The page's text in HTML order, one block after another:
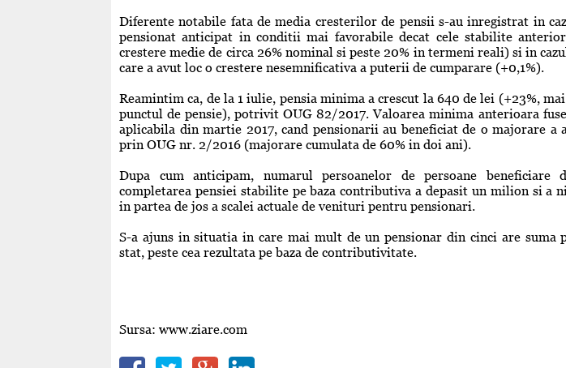
Diferente notabile fata de media cresterilor de pensii s-au inregistrat in
pensionat anticipat in conditii mai favorabile decat cele stabilite
crestere medie de circa 26% nominal si peste 20% in termeni reali) si in
care a avut loc o crestere nesemnificativa a puterii de cumparare (+0,1%).
Reamintim ca, de la 1 iulie, pensia minima a crescut la 640 de lei (+23%,
punctul de pensie), potrivit OUG 82/2017. Valoarea minima anterioara
aplicabila din martie 2017, cand pensionarii au beneficiat de o majorare a
prin OUG nr. 2/2016 (majorare cumulata de 60% in doi ani).
Dupa cum anticipam, numarul persoanelor de persoane beneficiare
completarea pensiei stabilite pe baza contributiva a depasit un milion si a
in partea de jos a scalei actuale de venituri pentru pensionari.
S-a ajuns in situatia in care mai mult de un pensionar din cinci are suma
stat, peste cea rezultata pe baza de contributivitate.
Sursa: www.ziare.com